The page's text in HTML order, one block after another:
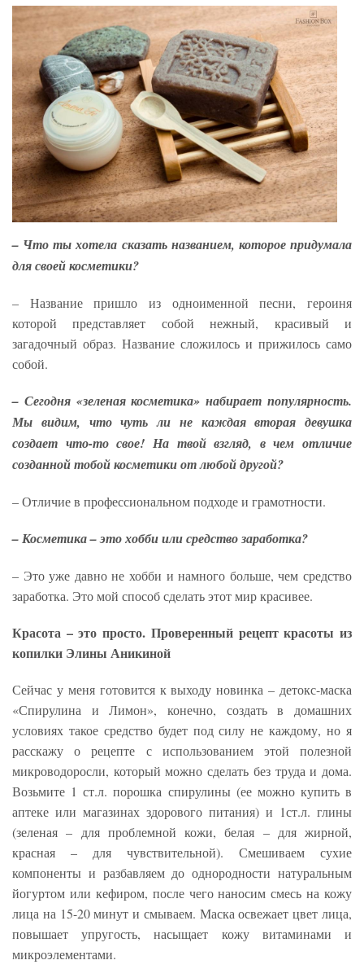
– Что ты хотела сказать названием, которое придумала
для своей косметики?
– Название пришло из одноименной песни, героиня
которой представляет собой нежный, красивый и
загадочный образ. Название сложилось и прижилось само
собой.
– Сегодня «зеленая косметика» набирает популярность.
Мы видим, что чуть ли не каждая вторая девушка
создает что-то свое! На твой взгляд, в чем отличие
созданной тобой косметики от любой другой?
– Отличие в профессиональном подходе и грамотности.
– Косметика – это хобби или средство заработка?
– Это уже давно не хобби и намного больше, чем средство
заработка. Это мой способ сделать этот мир красивее.
Красота – это просто. Проверенный рецепт красоты из
копилки Элины Аникиной
Сейчас у меня готовится к выходу новинка – детокс-маска
«Спирулина и Лимон», конечно, создать в домашних
условиях такое средство будет под силу не каждому, но я
расскажу о рецепте с использованием этой полезной
микроводоросли, который можно сделать без труда и дома.
Возьмите 1 ст.л. порошка спирулины (ее можно купить в
аптеке или магазинах здорового питания) и 1ст.л. глины
(зеленая – для проблемной кожи, белая – для жирной,
красная – для чувствительной). Смешиваем сухие
компоненты и разбавляем до однородности натуральным
йогуртом или кефиром, после чего наносим смесь на кожу
лица на 15-20 минут и смываем. Маска освежает цвет лица,
повышает упругость, насыщает кожу витаминами и
микроэлементами.